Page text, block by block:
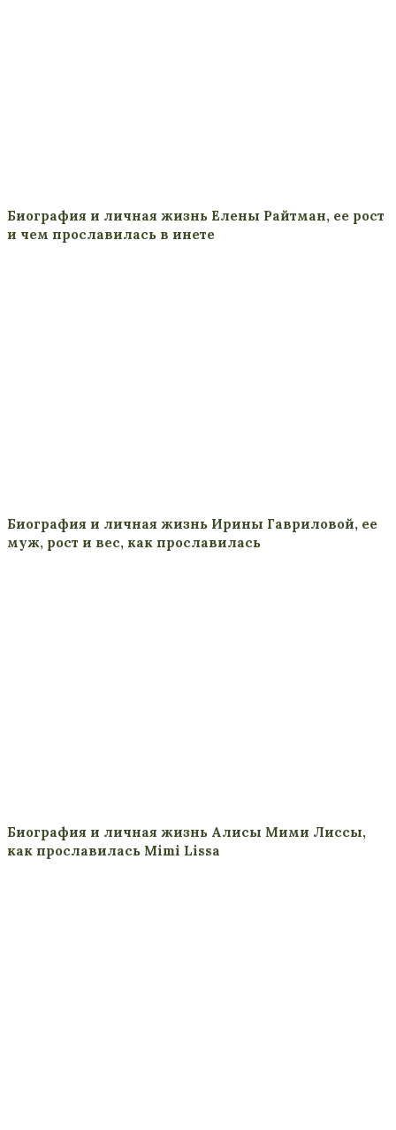
Биография и личная жизнь Елены Райтман, ее рост
и чем прославилась в инете
Биография и личная жизнь Ирины Гавриловой, ее
муж, рост и вес, как прославилась
Биография и личная жизнь Алисы Мими Лиссы,
как прославилась Mimi Lissa